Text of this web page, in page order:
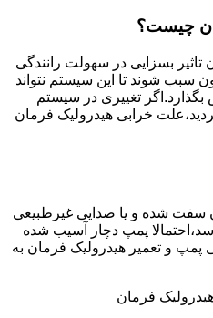
چیست؟
بسزایی در سهولت رانندگی
سبب شوند تا این سیستم نتواند
بگذارد.اگر تغییری در سیستم
خرابی هیدرولیک فرمان
سفت شده و یا صدایی غیرطبیعی
پمپ دچار آسیب شده
و تعمیر هیدرولیک فرمان به
فرمان